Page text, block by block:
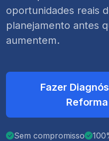
oportunidades reais
planejamento antes
aumentem.
Fazer
Sem compromisso